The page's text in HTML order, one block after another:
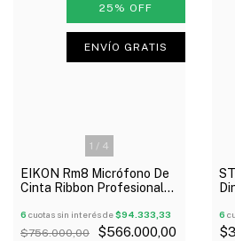
1 / 4
25 % OFF
ENVÍO GRATIS
EIKON Rm8 Micrófono De
Cinta Ribbon Profesional
6 cuotas sin interés de$94.333,33
$756.000,00 $566.000,00
6